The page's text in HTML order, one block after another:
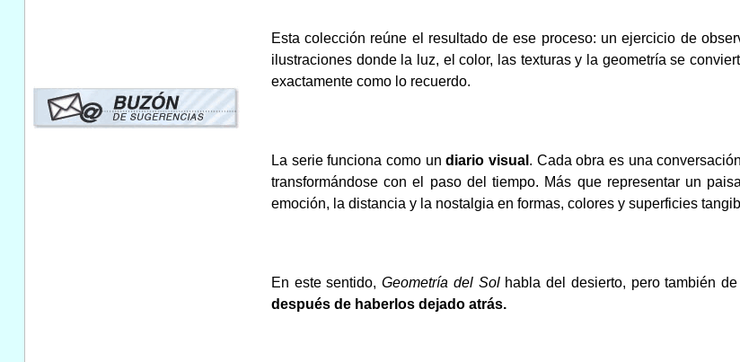
Esta colección reúne el resultado de ese proceso: un ejercicio de
ilustraciones donde la luz, el color, las texturas y la geometría se
exactamente como lo recuerdo.
La serie funciona como undiario visual . Cada obra es una
transformándose con el paso del tiempo. Más que representar un
emoción, la distancia y la nostalgia en formas, colores y superficies
En este sentido,Geometría del Solhabla del desierto, pero también
después de haberlos dejado atrás.